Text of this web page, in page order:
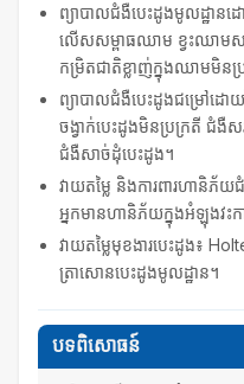
ព្យាបាលជំងឺបេះដូងមូលដ្ឋានដោ
លើសសម្ពាធឈាម ខ្វះឈាមស
កម្រិតជាតិខ្លាញ់ក្នុងឈាមមិនប្
ព្យាបាលជំងឺបេះដូងជម្រៅដោយវិ
ចង្វាក់បេះដូងមិនប្រក្រតី ជំងឺ
ជំងឺសាច់ដុំបេះដូង។
វាយតម្លៃ និងការពារហានិ
អ្នកមានហានិភ័យក្នុងអំឡុងវះក
វាយតម្លៃមុខងារបេះដូង៖
ត្រាសោនបេះដូងមូលដ្ឋាន។
បទពិសោធន៍